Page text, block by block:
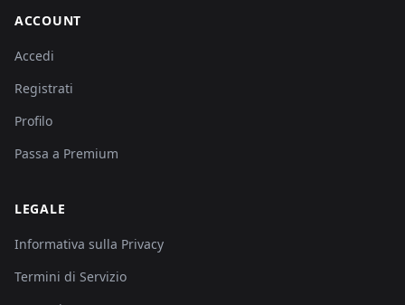
ACCOUNT
Accedi
Registrati
Profilo
Passa a Premium
LEGALE
Informativa sulla Privacy
Termini di Servizio